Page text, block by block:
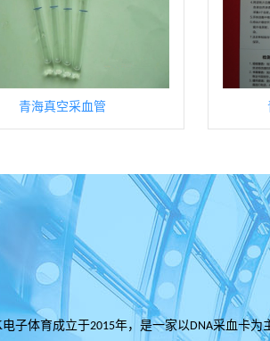
青海真空采血管
子体育成立于2015年，是一家以DNA采血卡为